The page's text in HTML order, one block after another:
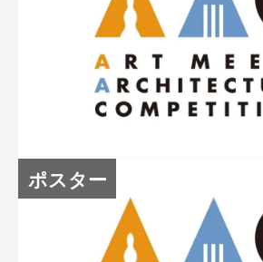
美術旅行レポートを掲載しま
ポスター